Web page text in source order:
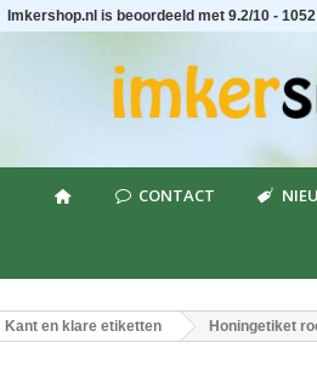
Imkershop.nl is beoordeeld met 9.2/10 -
CONTACT
Kant en klare etiketten Honingetiket